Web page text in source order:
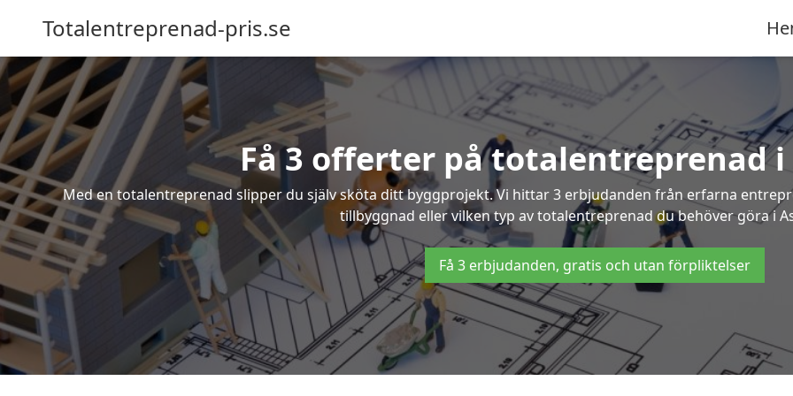
Totalentreprenad-pris.se
Få 3 offerter på totalentreprenad i
Med en totalentreprenad slipper du själv sköta ditt byggprojekt. Vi hittar 3 erbjudanden från erfarna
tillbyggnad eller vilken typ av totalentreprenad du behöver göra i
Få 3 erbjudanden, gratis och utan förpliktelser